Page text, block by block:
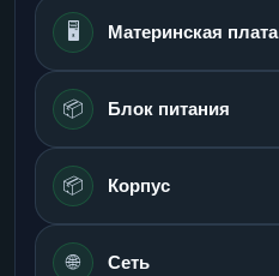
🖥️ Материнская плата
📦 Блок питания
📦 Корпус
🌐 Сеть